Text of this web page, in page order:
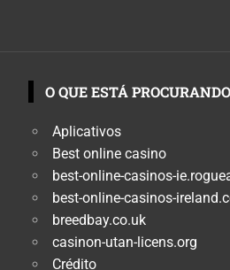
O QUE ESTÁ
Aplicativos
Best online casino
best-online-casinos-
best-online-casinos-
breedbay.co.uk
casinon-utan-licens.org
Crédito